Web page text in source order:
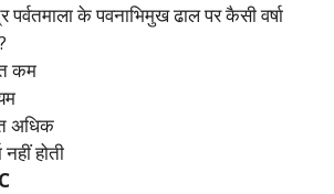
पर्वतमाला के पवनाभिमुख ढाल पर कैसी वर्षा
कम
अधिक
नहीं होती